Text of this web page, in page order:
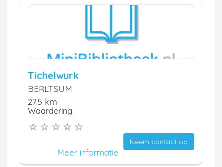
Tichelwurk
BERLTSUM
27.5 km
Waardering:
Neem contact op
Meer informatie